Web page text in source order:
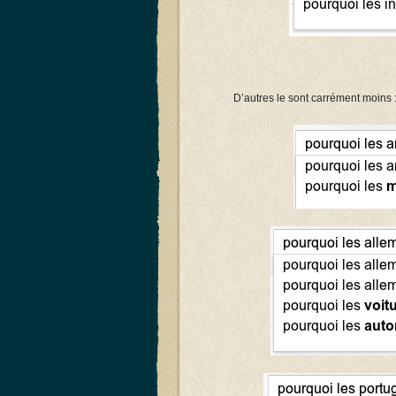
D’autres le sont carrément moins :